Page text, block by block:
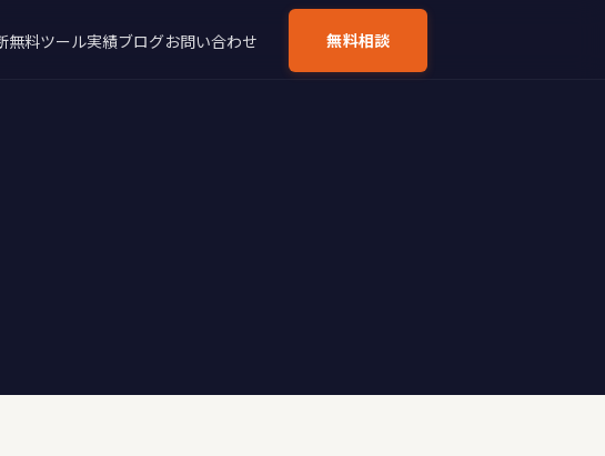
無料ツール実績ブログお問い合わせ 無料相談